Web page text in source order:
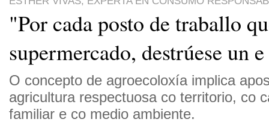
"Por cada posto de traballo
supermercado, destrúese un
O concepto de agroecoloxía implica
agricultura respectuosa co territorio, co
familiar e co medio ambiente.